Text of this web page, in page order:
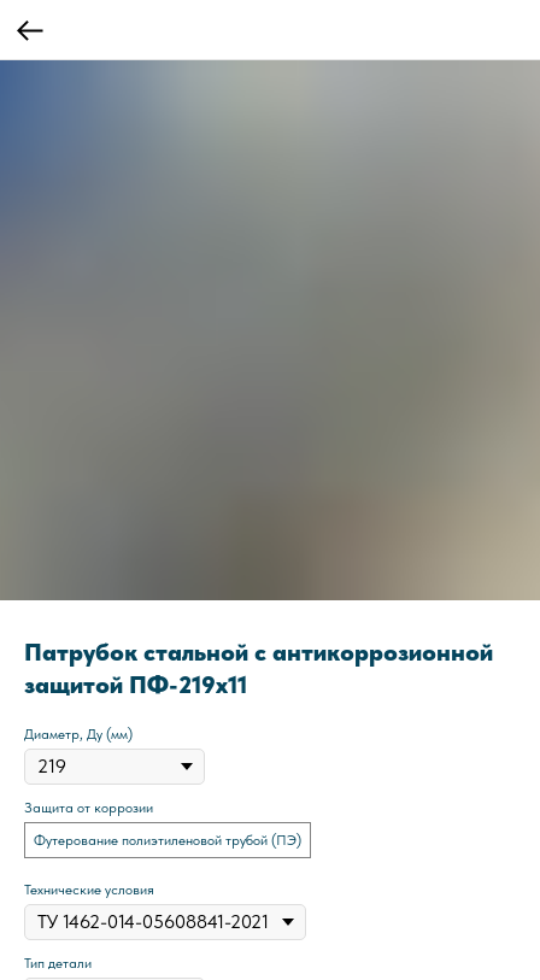
Патрубок стальной с антикоррозионной
защитой ПФ-219x11
Диаметр, Ду (мм)
Защита от коррозии
Футерование полиэтиленовой трубой (ПЭ)
Технические условия
Тип детали